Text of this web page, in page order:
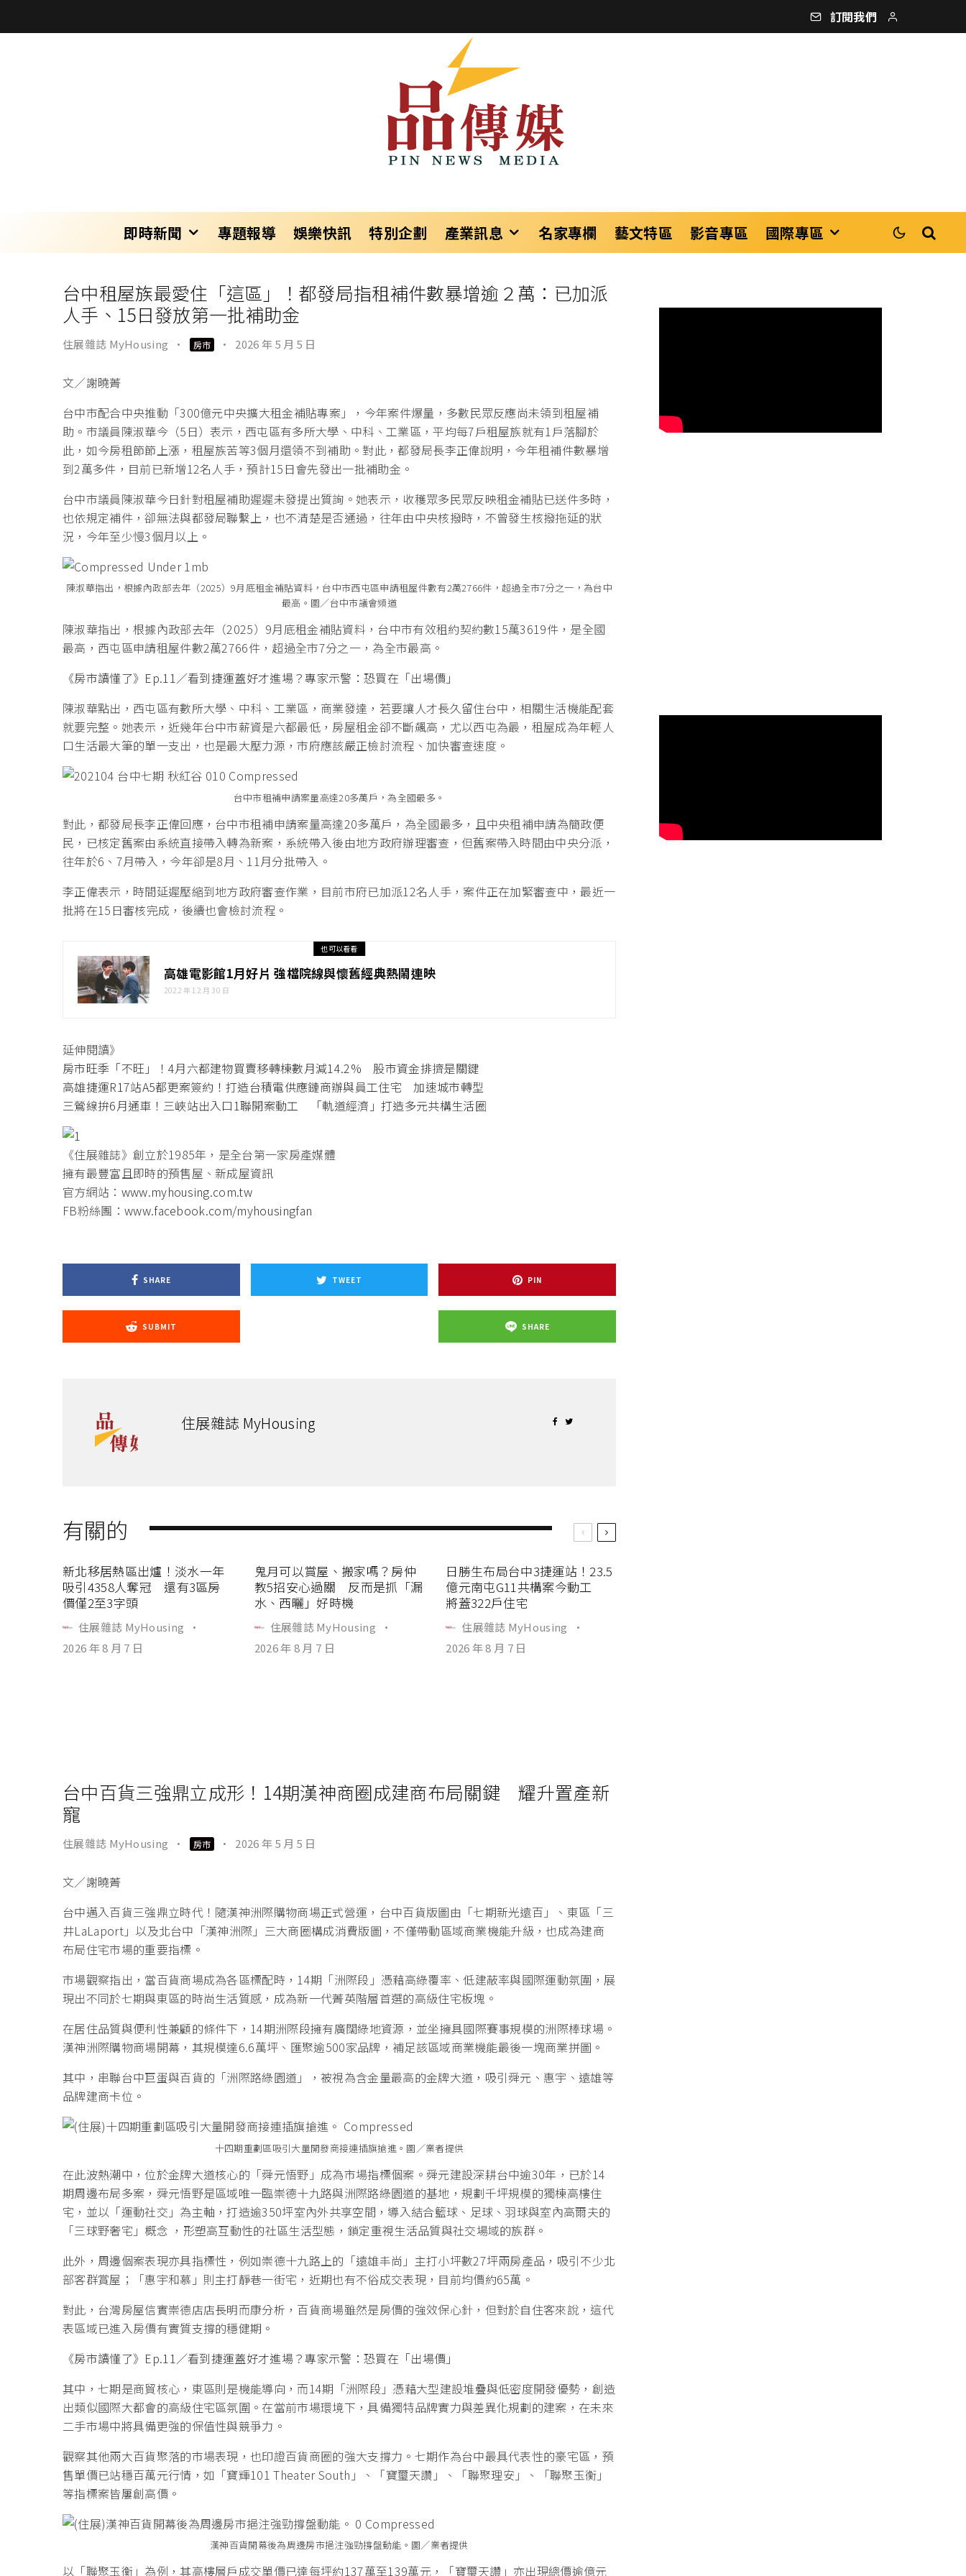
訂閱我們
即時新聞 專題報導 娛樂快訊 特別企劃 產業訊息 名家專欄 藝文特區 影音專區 國際專區
台中租屋族最愛住「這區」！都發局指租補件數暴增逾２萬：已加派
人手、15日發放第一批補助金
住展雜誌 MyHousing · 房市 · 2026 年 5 月 5 日
文／謝曉菁
台中市配合中央推動「300億元中央擴大租金補貼專案」，今年案件爆量，多數民眾反應尚未領到租屋補
助。市議員陳淑華今（5日）表示，西屯區有多所大學、中科、工業區，平均每7戶租屋族就有1戶落腳於
此，如今房租節節上漲，租屋族苦等3個月還領不到補助。對此，都發局長李正偉說明，今年租補件數暴增
到2萬多件，目前已新增12名人手，預計15日會先發出一批補助金。
台中市議員陳淑華今日針對租屋補助遲遲未發提出質詢。她表示，收穫眾多民眾反映租金補貼已送件多時，
也依規定補件，卻無法與都發局聯繫上，也不清楚是否通過，往年由中央核撥時，不曾發生核撥拖延的狀
況，今年至少慢3個月以上。
陳淑華指出，根據內政部去年（2025）9月底租金補貼資料，台中市西屯區申請租屋件數有2萬2766件，超過全市7分之一，為台中
最高。圖／台中市議會頻道
陳淑華指出，根據內政部去年（2025）9月底租金補貼資料，台中市有效租約契約數15萬3619件，是全國
最高，西屯區申請租屋件數2萬2766件，超過全市7分之一，為全市最高。
《房市讀懂了》Ep.11／看到捷運蓋好才進場？專家示警：恐買在「出場價」
陳淑華點出，西屯區有數所大學、中科、工業區，商業發達，若要讓人才長久留住台中，相關生活機能配套
就要完整。她表示，近幾年台中市薪資是六都最低，房屋租金卻不斷飆高，尤以西屯為最，租屋成為年輕人
口生活最大筆的單一支出，也是最大壓力源，市府應該嚴正檢討流程、加快審查速度。
台中市租補申請案量高達20多萬戶，為全國最多。
對此，都發局長李正偉回應，台中市租補申請案量高達20多萬戶，為全國最多，且中央租補申請為簡政便
民，已核定舊案由系統直接帶入轉為新案，系統帶入後由地方政府辦理審查，但舊案帶入時間由中央分派，
往年於6、7月帶入，今年卻是8月、11月分批帶入。
李正偉表示，時間延遲壓縮到地方政府審查作業，目前市府已加派12名人手，案件正在加緊審查中，最近一
批將在15日審核完成，後續也會檢討流程。
也可以看看
高雄電影館1月好片 強檔院線與懷舊經典熱鬧連映
2022 年 12 月 30 日
延伸閱讀》
房市旺季「不旺」！4月六都建物買賣移轉棟數月減14.2% 股市資金排擠是關鍵
高雄捷運R17站A5都更案簽約！打造台積電供應鏈商辦與員工住宅 加速城市轉型
三鶯線拚6月通車！三峽站出入口1聯開案動工 「軌道經濟」打造多元共構生活圈
《住展雜誌》創立於1985年，是全台第一家房產媒體
擁有最豐富且即時的預售屋、新成屋資訊
官方網站： www.myhousing.com.tw
FB粉絲團： www.facebook.com/myhousingfan
SHARE TWEET PIN
SUBMIT SHARE
住展雜誌 MyHousing
有關的
新北移居熱區出爐！淡水一年
吸引4358人奪冠 還有3區房
價僅2至3字頭
住展雜誌 MyHousing
·
2026 年 8 月 7 日
鬼月可以賞屋、搬家嗎？房仲
教5招安心過關 反而是抓「漏
水、西曬」好時機
住展雜誌 MyHousing
·
2026 年 8 月 7 日
日勝生布局台中3捷運站！23.5
億元南屯G11共構案今動工
將蓋322戶住宅
住展雜誌 MyHousing
·
2026 年 8 月 7 日
台中百貨三強鼎立成形！14期漢神商圈成建商布局關鍵 耀升置產新
寵
住展雜誌 MyHousing · 房市 · 2026 年 5 月 5 日
文／謝曉菁
台中邁入百貨三強鼎立時代！隨漢神洲際購物商場正式營運，台中百貨版圖由「七期新光遠百」、東區「三
井LaLaport」以及北台中「漢神洲際」三大商圈構成消費版圖，不僅帶動區域商業機能升級，也成為建商
布局住宅市場的重要指標。
市場觀察指出，當百貨商場成為各區標配時，14期「洲際段」憑藉高綠覆率、低建蔽率與國際運動氛圍，展
現出不同於七期與東區的時尚生活質感，成為新一代菁英階層首選的高級住宅板塊。
在居住品質與便利性兼顧的條件下，14期洲際段擁有廣闊綠地資源，並坐擁具國際賽事規模的洲際棒球場。
漢神洲際購物商場開幕，其規模達6.6萬坪、匯聚逾500家品牌，補足該區域商業機能最後一塊商業拼圖。
其中，串聯台中巨蛋與百貨的「洲際路綠園道」，被視為含金量最高的金牌大道，吸引舜元、惠宇、遠雄等
品牌建商卡位。
十四期重劃區吸引大量開發商接連插旗搶進。圖／業者提供
在此波熱潮中，位於金牌大道核心的「舜元悟野」成為市場指標個案。舜元建設深耕台中逾30年，已於14
期周邊布局多案，舜元悟野是區域唯一臨崇德十九路與洲際路綠園道的基地，規劃千坪規模的獨棟高樓住
宅，並以「運動社交」為主軸，打造逾350坪室內外共享空間，導入結合籃球、足球、羽球與室內高爾夫的
「三球野奢宅」概念 ，形塑高互動性的社區生活型態，鎖定重視生活品質與社交場域的族群。
此外，周邊個案表現亦具指標性，例如崇德十九路上的「遠雄丰尚」主打小坪數27坪兩房產品，吸引不少北
部客群賞屋；「惠宇和慕」則主打靜巷一街宅，近期也有不俗成交表現，目前均價約65萬。
對此，台灣房屋信實崇德店店長明而康分析，百貨商場雖然是房價的強效保心針，但對於自住客來說，這代
表區域已進入房價有實質支撐的穩健期。
《房市讀懂了》Ep.11／看到捷運蓋好才進場？專家示警：恐買在「出場價」
其中，七期是商貿核心，東區則是機能導向，而14期「洲際段」憑藉大型建設堆疊與低密度開發優勢，創造
出類似國際大都會的高級住宅區氛圍。在當前市場環境下，具備獨特品牌實力與差異化規劃的建案，在未來
二手市場中將具備更強的保值性與競爭力。
觀察其他兩大百貨聚落的市場表現，也印證百貨商圈的強大支撐力。七期作為台中最具代表性的豪宅區，預
售單價已站穩百萬元行情，如「寶輝101 Theater South」、「寶璽天讚」、「聯聚理安」、「聯聚玉衡」
等指標案皆屢創高價。
漢神百貨開幕後為周邊房市挹注強勁撐盤動能。圖／業者提供
以「聯聚玉衡」為例，其高樓層戶成交單價已達每坪約137萬至139萬元，「寶璽天讚」亦出現總價逾億元